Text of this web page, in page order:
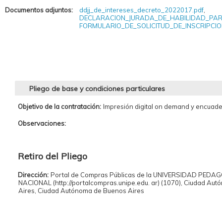
Documentos adjuntos: ddjj_de_intereses_decreto_2022017.pdf
Pliego de base y condiciones particulares
Objetivo de la contratación: Impresión digital on demand y
Observaciones:
Retiro del Pliego
Dirección: Portal de Compras Públicas de la UNIVERSIDAD
NACIONAL (http://portalcompras.unipe.edu. ar) (1070), Ciudad
Aires, Ciudad Autónoma de Buenos Aires